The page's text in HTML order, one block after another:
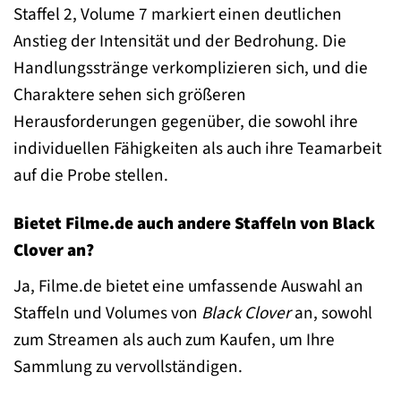
Staffel 2, Volume 7 markiert einen deutlichen
Anstieg der Intensität und der Bedrohung. Die
Handlungsstränge verkomplizieren sich, und die
Charaktere sehen sich größeren
Herausforderungen gegenüber, die sowohl ihre
individuellen Fähigkeiten als auch ihre Teamarbeit
auf die Probe stellen.
Bietet Filme.de auch andere Staffeln von Black
Clover an?
Ja, Filme.de bietet eine umfassende Auswahl an
Staffeln und Volumes von Black Cloveran, sowohl
zum Streamen als auch zum Kaufen, um Ihre
Sammlung zu vervollständigen.